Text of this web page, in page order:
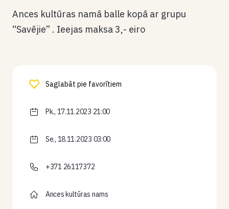
Ances kultūras namā balle kopā ar grupu
“Savējie” . Ieejas maksa 3,- eiro
Saglabāt pie favorītiem
Pk., 17.11.2023 21:00
Se., 18.11.2023 03:00
+371 26117372
Ances kultūras nams